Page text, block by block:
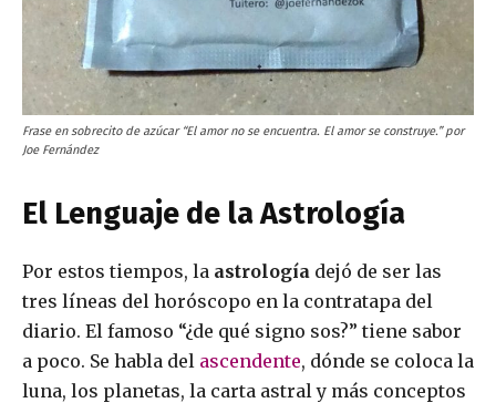
Frase en sobrecito de azúcar “El amor no se encuentra. El amor se construye.” por
Joe Fernández
El Lenguaje de la Astrología
Por estos tiempos, la astrología dejó de ser las
tres líneas del horóscopo en la contratapa del
diario. El famoso “¿de qué signo sos?” tiene sabor
a poco. Se habla del ascendente, dónde se coloca la
luna, los planetas, la carta astral y más conceptos